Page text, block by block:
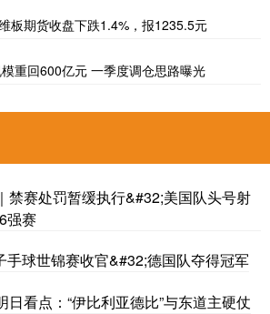
板期货收盘下跌1.4%，报1235.5元
重回600亿元 一季度调仓思路曝光
禁赛处罚暂缓执行&#32;美国队头号射
强赛
手球世锦赛收官&#32;德国队夺得冠军
日看点：“伊比利亚德比”与东道主硬仗